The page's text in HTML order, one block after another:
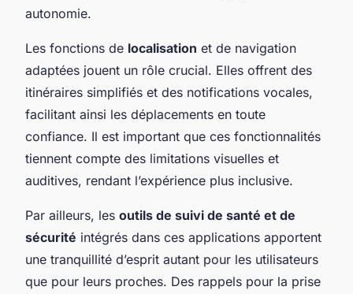
autonomie.
Les fonctions de localisation et de navigation
adaptées jouent un rôle crucial. Elles offrent des
itinéraires simplifiés et des notifications vocales,
facilitant ainsi les déplacements en toute
confiance. Il est important que ces fonctionnalités
tiennent compte des limitations visuelles et
auditives, rendant l’expérience plus inclusive.
Par ailleurs, les outils de suivi de santé et de
sécurité intégrés dans ces applications apportent
une tranquillité d’esprit autant pour les utilisateurs
que pour leurs proches. Des rappels pour la prise